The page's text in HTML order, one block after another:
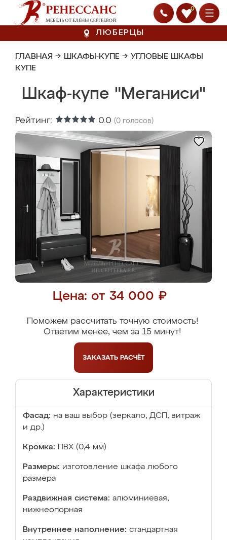
0
ЛЮБЕРЦЫ
ГЛАВНАЯ → ШКАФЫ-КУПЕ → УГЛОВЫЕ ШКАФЫ
КУПЕ
Шкаф-купе "Меганиси"
Рейтинг: 0.0 (0 голосов)
Цена: от 34 000 ₽
Поможем рассчитать точную стоимость!
Ответим менее, чем за 15 минут!
ЗАКАЗАТЬ РАСЧЁТ
Характеристики
Фасад: на ваш выбор (зеркало, ДСП, витраж
и др.)
Кромка: ПВХ (0,4 мм)
Размеры: изготовление шкафа любого
размера
Раздвижная система: алюминиевая,
нижнеопорная
Внутреннее наполнение: стандартная